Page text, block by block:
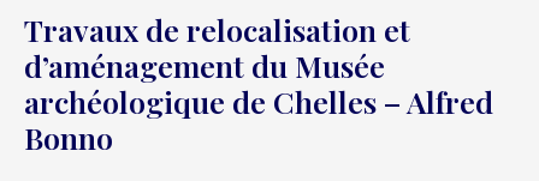
Travaux de relocalisation et
d’aménagement du Musée
archéologique de Chelles – Alfred
Bonno